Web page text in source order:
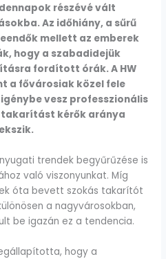
részévé vált
Az időhiány, a sűrű
mellett az emberek
hogy a szabadidejük
fordított órák. A HW
a fővárosiak közel fele
vesz professzionális
kérők aránya
trendek begyűrűzése is
való viszonyunkat. Míg
óta bevett szokás takarítót
a nagyvárosokban,
be igazán ez a tendencia.
hogy a